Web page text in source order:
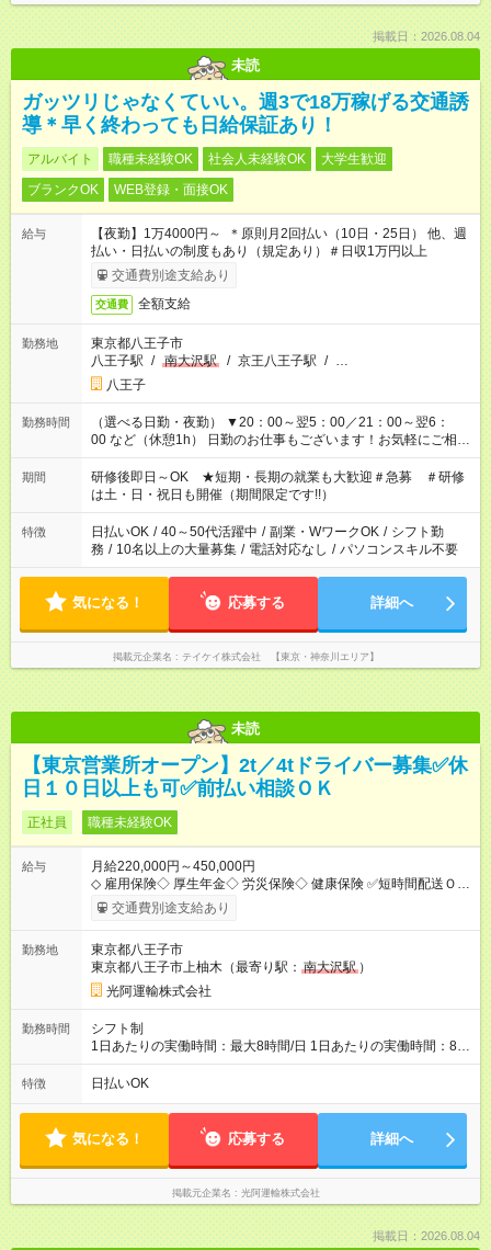
掲載日：2026.08.04
未読
ガッツリじゃなくていい。週3で18万稼げる交通誘
導＊早く終わっても日給保証あり！
アルバイト 職種未経験OK 社会人未経験OK
大学生歓迎
ブランクOK
WEB登録・面接OK
給与
【夜勤】1万4000円～ ＊原則月2回払い（10日・25日） 他、週
払い・日払いの制度もあり（規定あり）＃日収1万円以上
交通費別途支給あり
交通費 全額支給
勤務地
東京都八王子市
八王子駅 / 南大沢駅 / 京王八王子駅 / …
八王子
勤務時間
（選べる日勤・夜勤） ▼20：00～翌5：00／21：00～翌6：
00 など（休憩1h） 日勤のお仕事もございます！お気軽にご相談
ください！
期間
研修後即日～OK ★短期・長期の就業も大歓迎＃急募 ＃研修
は土・日・祝日も開催（期間限定です!!）
特徴 日払いOK / 40～50代活躍中 / 副業・WワークOK / シフト勤
務 / 10名以上の大量募集 / 電話対応なし / パソコンスキル不要
気になる！ 応募する 詳細へ
掲載元企業名 テイケイ株式会社 【東京・神奈川エリア】
未読
【東京営業所オープン】2t／4tドライバー募集✅休
日１０日以上も可✅前払い相談ＯＫ
正社員 職種未経験OK
給与
月給220,000円～450,000円
◇ 雇用保険◇ 厚生年金◇ 労災保険◇ 健康保険 ✅短時間配送Ｏ
Ｋ ✅ガッツリ稼ぎたい方ＯＫ ✅自社所有アパート寮あり ✅休
みの取り方相談ＯＫ（月休日１０日以上も可） ✅免許取得支援
✅残業代は全額支給 ✅やりがいあるポジションが沢山用意ＯＫ
（未来のリーダー候補・給料アップ） ✅社内BBQの開催 【試用
期間】試用期間なし
交通費別途支給あり
勤務地
東京都八王子市
東京都八王子市上柚木（最寄り駅： 南大沢駅 ）
光阿運輸株式会社
勤務時間
シフト制
1日あたりの実働時間：最大8時間/日 1日あたりの実働時間：8時
間（休憩1時間） 配送コースによって出社時間が若干変わりま
す シフト例 ・５時３０分～１５時３０分 （残業有の場合あ
特徴 日払いOK
気になる！ 応募する 詳細へ
掲載元企業名 光阿運輸株式会社
掲載日：2026.08.04